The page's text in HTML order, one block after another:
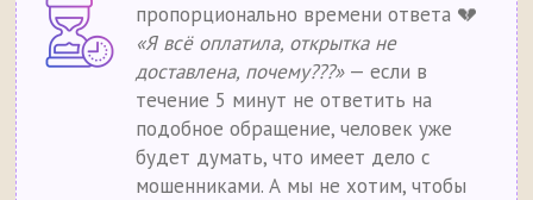
пропорционально времени ответа 💔
«Я всё оплатила, открытка не
доставлена, почему???»— если в
течение 5 минут не ответить на
подобное обращение, человек уже
будет думать, что имеет дело с
мошенниками. А мы не хотим, чтобы